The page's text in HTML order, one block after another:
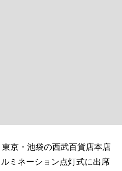
京・池袋の西武百貨店本店
ミネーション点灯式に出席